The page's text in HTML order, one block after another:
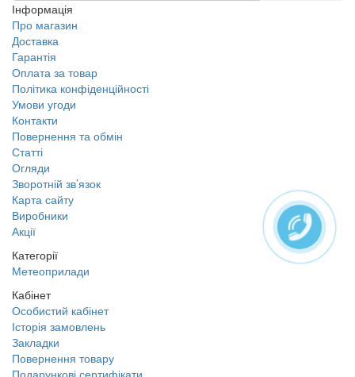
Інформація
Про магазин
Доставка
Гарантія
Оплата за товар
Політика конфіденційності
Умови угоди
Контакти
Повернення та обмін
Статті
Огляди
Зворотній зв’язок
Карта сайту
Виробники
Акції
Категорії
Метеоприлади
Кабінет
Особистий кабінет
Історія замовлень
Закладки
Повернення товару